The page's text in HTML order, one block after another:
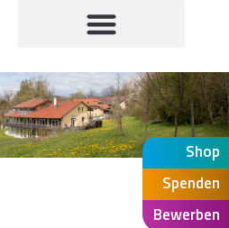
Shop
Spenden
Bewerben